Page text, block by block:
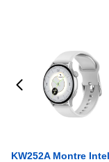
KW252A Montre